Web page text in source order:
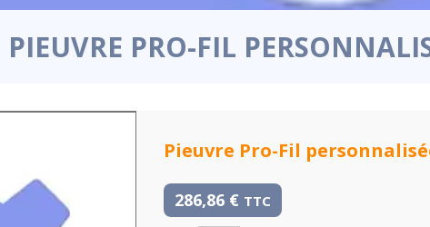
PIEUVRE PRO-FIL
Pieuvre Pro-Fil
286,86 € TTC